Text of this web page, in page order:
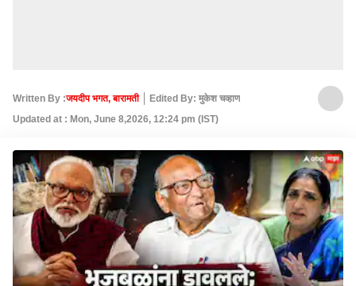
Written By :जयदीप भगत, बारामती
Edited By: मुकेश चव्हाण
Updated at : Mon, June 8,2026, 12:24 pm (IST)